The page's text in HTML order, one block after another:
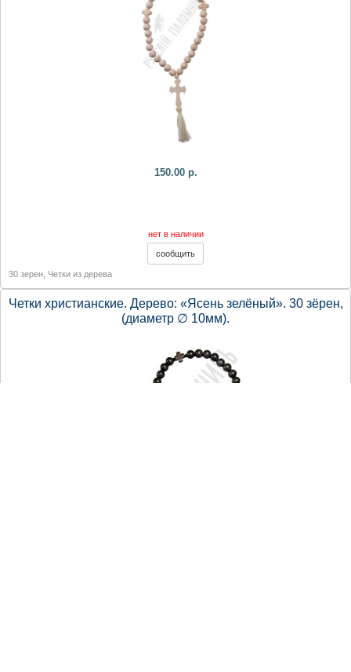
150.00 р.
нет в наличии
30 зерен Четки из дерева
Четки христианские. Дерево: «Ясень зелёный». 30 зёрен,
(диаметр ∅ 10мм).